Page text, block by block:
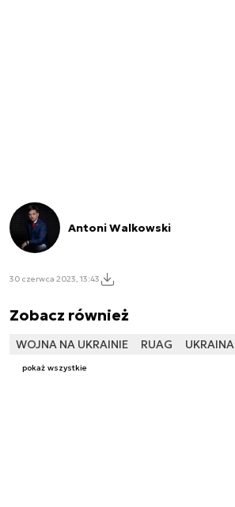
Antoni Walkowski
30 czerwca 2023, 13:43
Zobacz również
WOJNA NA UKRAINIE RUAG UKRAINA
pokaż wszystkie